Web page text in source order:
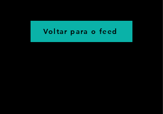
Voltar para o feed